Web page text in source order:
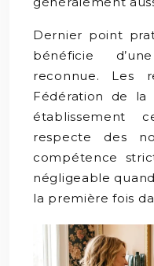
Dernier point
bénéficie
reconnue. Les
Fédération de la
établissement
respecte des
compétence
négligeable
la première fois